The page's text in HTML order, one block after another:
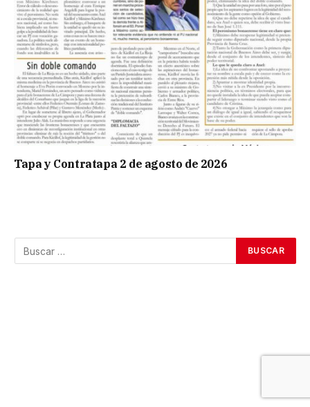
Tapa y Contratapa 2 de agosto de 2026